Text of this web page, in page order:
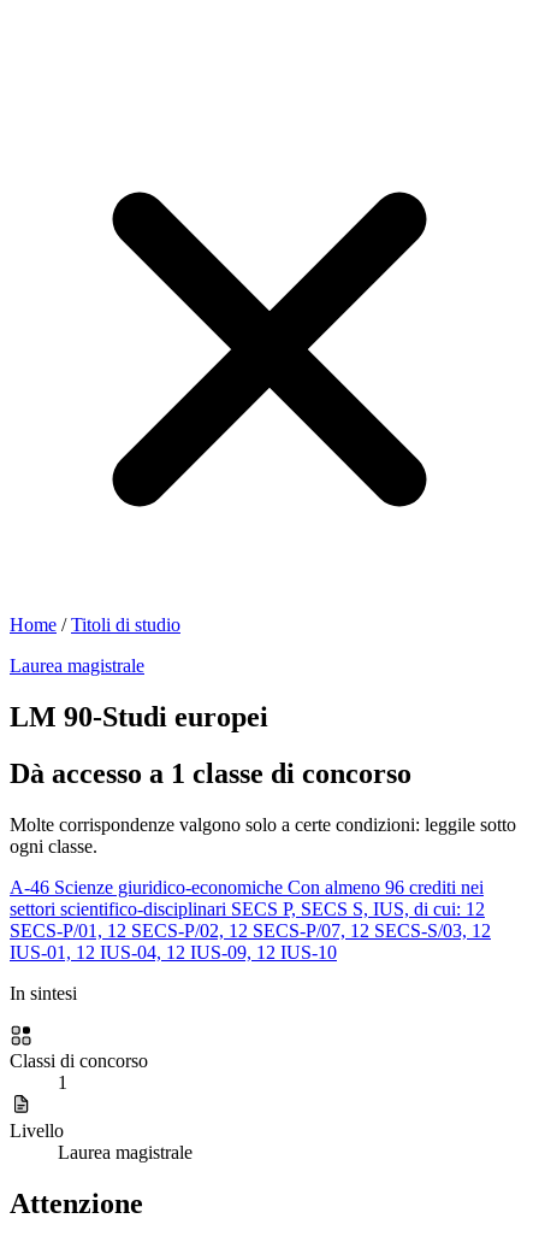
Home /Titoli di studio
Laurea magistrale
LM 90-Studi europei
Dà accesso a 1 classe di concorso
Molte corrispondenze valgono solo a certe condizioni: leggile sotto
ogni classe.
A-46 Scienze giuridico-economiche Con almeno 96 crediti nei
settori scientifico-disciplinari SECS P, SECS S, IUS, di cui: 12
SECS-P/01, 12 SECS-P/02, 12 SECS-P/07, 12 SECS-S/03, 12
IUS-01, 12 IUS-04, 12 IUS-09, 12 IUS-10
In sintesi
Classi di concorso
1
Livello
Laurea magistrale
Attenzione